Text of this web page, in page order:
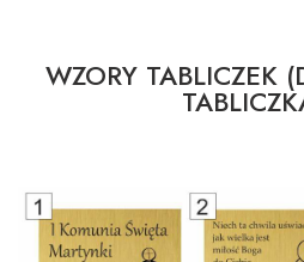
WZORY TABLICZEK